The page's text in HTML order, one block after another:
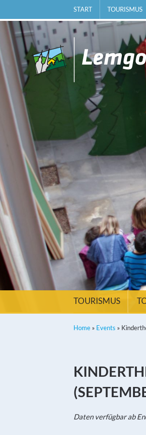
START TOURISMUS
TOURISMUS
Home » Events »
Daten verfügbar ab